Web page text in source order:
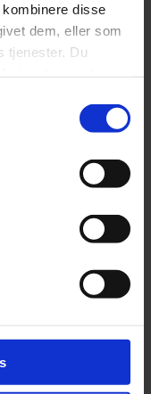
disse
dem, eller som
tjenester. Du